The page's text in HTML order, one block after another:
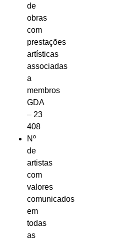
de
obras
com
prestações
artísticas
associadas
a
membros
GDA
– 23
408
Nº
de
artistas
com
valores
comunicados
em
todas
as